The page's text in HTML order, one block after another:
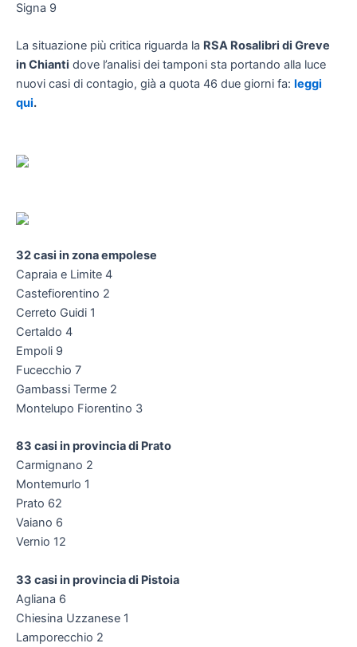
Signa 9
La situazione più critica riguarda la RSA Rosalibri di Greve
in Chianti dove l’analisi dei tamponi sta portando alla luce
nuovi casi di contagio, già a quota 46 due giorni fa: leggi
qui.
32 casi in zona empolese
Capraia e Limite 4
Castefiorentino 2
Cerreto Guidi 1
Certaldo 4
Empoli 9
Fucecchio 7
Gambassi Terme 2
Montelupo Fiorentino 3
83 casi in provincia di Prato
Carmignano 2
Montemurlo 1
Prato 62
Vaiano 6
Vernio 12
33 casi in provincia di Pistoia
Agliana 6
Chiesina Uzzanese 1
Lamporecchio 2